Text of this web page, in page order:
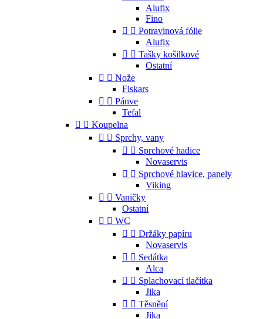
Alufix
Fino
  Potravinová fólie
Alufix
  Tašky košilkové
Ostatní
  Nože
Fiskars
  Pánve
Tefal
  Koupelna
  Sprchy, vany
  Sprchové hadice
Novaservis
  Sprchové hlavice, panely
Viking
  Vaničky
Ostatní
  WC
  Držáky papíru
Novaservis
  Sedátka
Alca
  Splachovací tlačítka
Jika
  Těsnění
Jika